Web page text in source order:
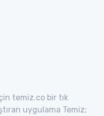
temiz.co bir tık
uygulama Temiz;